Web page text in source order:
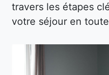
travers les étapes
votre séjour en